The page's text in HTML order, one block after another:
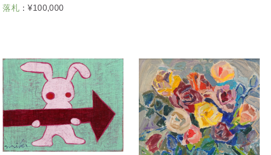
落札 ：¥100,000